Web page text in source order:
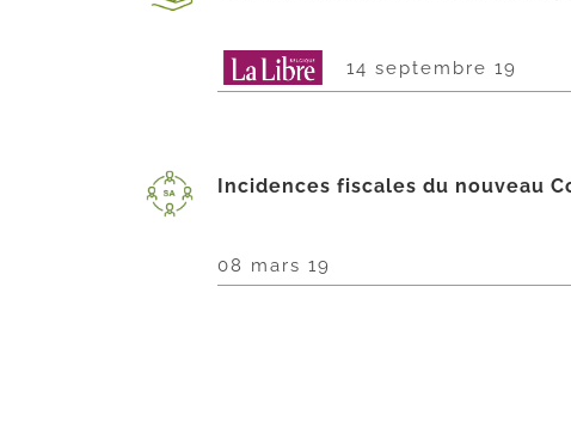
14 septembre 19
Incidences fiscales du nouveau
08 mars 19